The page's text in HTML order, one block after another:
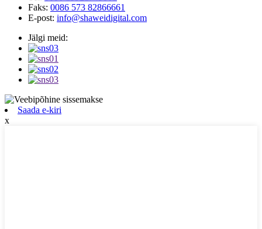
Faks: 0086 573 82866661
E-post: info@shaweidigital.com
Jälgi meid:
Saada e-kiri
x